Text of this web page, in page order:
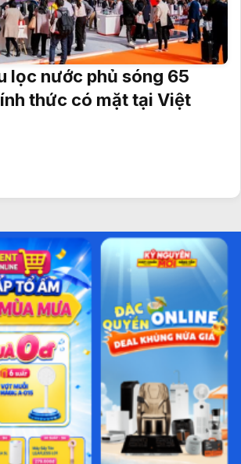
lọc nước phủ sóng 65
thức có mặt tại Việt